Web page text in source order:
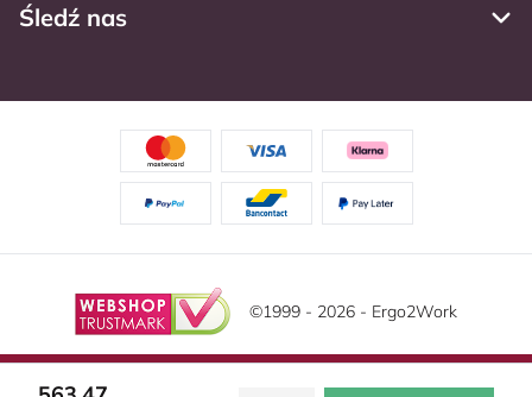
Śledź nas
©1999 - 2026 - Ergo2Work